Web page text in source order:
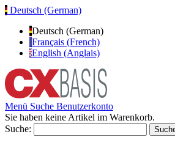
Deutsch (German)
Deutsch (German)
Français (French)
English (Anglais)
Menü Suche Benutzerkonto
Sie haben keine Artikel im Warenkorb.
Suche: